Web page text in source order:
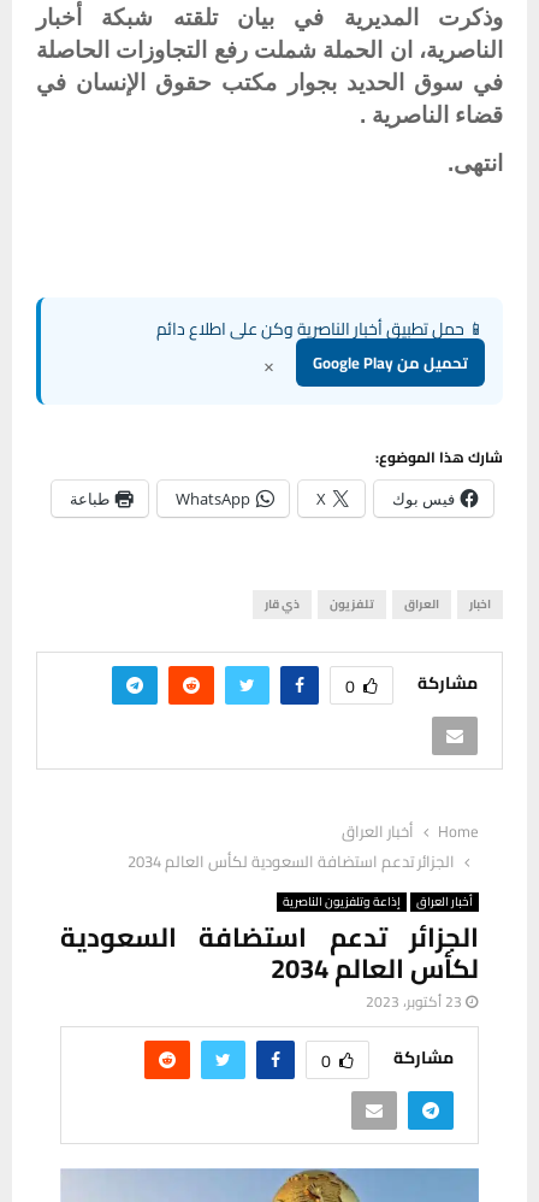
وذكرت المديرية في بيان تلقته شبكة أخبار
الناصرية، ان الحملة شملت رفع التجاوزات الحاصلة
في سوق الحديد بجوار مكتب حقوق الإنسان في
قضاء الناصرية .
انتهى.
📱 حمل تطبيق أخبار الناصرية وكن على اطلاع دائم
تحميل من Google Play ×
شارك هذا الموضوع:
فيس بوك X
WhatsApp طباعة
اخبار العراق تلفزيون ذي قار
مشاركة 0
Home
أخبار العراق
الجزائر تدعم استضافة السعودية لكأس العالم 2034
أخبار العراق إذاعة وتلفزيون الناصرية
الجزائر تدعم استضافة السعودية
لكأس العالم 2034
23 أكتوبر، 2023
مشاركة 0